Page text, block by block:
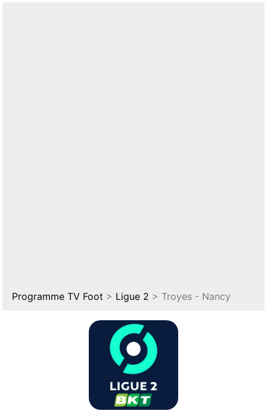
Programme TV Foot > Ligue 2 > Troyes - Nancy